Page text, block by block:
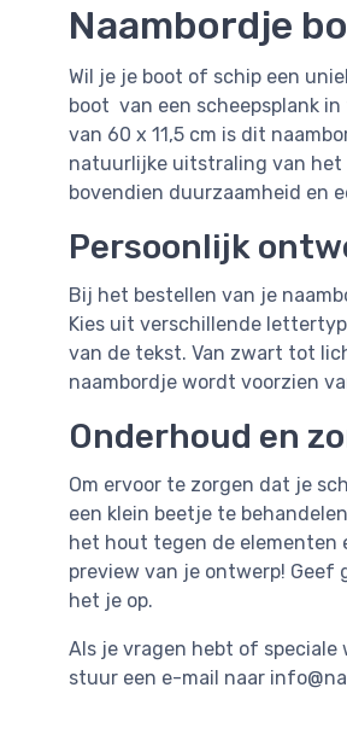
Naambordje
Wil je je boot of schip een
boot van een scheepsplank
van 60 x 11,5 cm is dit
natuurlijke uitstraling van
bovendien duurzaamheid en
Persoonlijk
Bij het bestellen van je
Kies uit verschillende
van de tekst. Van zwart tot
naambordje wordt voorzien
Onderhoud en
Om ervoor te zorgen dat je
een klein beetje te
het hout tegen de elementen
preview van je ontwerp! Geef
het je op.
Als je vragen hebt of speciale
stuur een e-mail naar